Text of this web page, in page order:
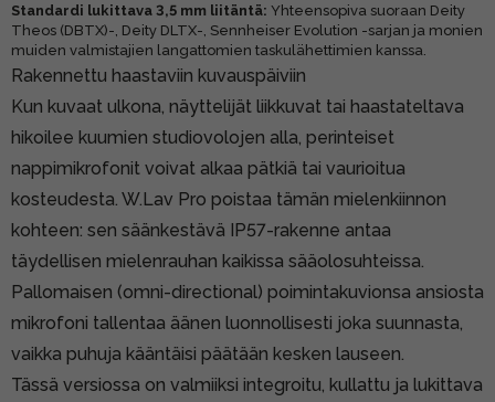
Standardi lukittava 3,5 mm liitäntä: Yhteensopiva suoraan Deity
Theos (DBTX)-, Deity DLTX-, Sennheiser Evolution -sarjan ja monien
muiden valmistajien langattomien taskulähettimien kanssa.
Rakennettu haastaviin kuvauspäiviin
Kun kuvaat ulkona, näyttelijät liikkuvat tai haastateltava
hikoilee kuumien studiovolojen alla, perinteiset
nappimikrofonit voivat alkaa pätkiä tai vaurioitua
kosteudesta. W.Lav Pro poistaa tämän mielenkiinnon
kohteen: sen säänkestävä IP57-rakenne antaa
täydellisen mielenrauhan kaikissa sääolosuhteissa.
Pallomaisen (omni-directional) poimintakuvionsa ansiosta
mikrofoni tallentaa äänen luonnollisesti joka suunnasta,
vaikka puhuja kääntäisi päätään kesken lauseen.
Tässä versiossa on valmiiksi integroitu, kullattu ja lukittava